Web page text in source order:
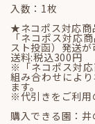
入数：1枚
★ネコポス対応
「ネコポス対応
スト投函）発送が
送料:税込300円
※「ネコポス対応
組み合わせによ
ます。
※代引きをご利用
購入できる園：